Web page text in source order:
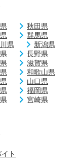
秋田県
群馬県
県
新潟県
長野県
滋賀県
和歌山県
山口県
福岡県
宮崎県
ト